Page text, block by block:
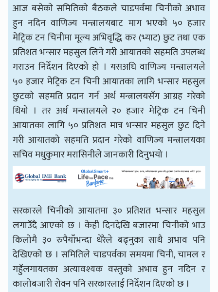
आज बसेकाे समितिको बैठकले चाडपर्वमा चिनीको अभाव
हुन नदिन वाणिज्य मन्त्रालयबाट माग भएको ५० हजार
मेट्रिक टन चिनीमा मूल्य अभिवृद्धि कर (भ्याट) छुट तथा एक
प्रतिशत भन्सार महसुल लिने गरी आयातको सहमति उपलब्ध
गराउन निर्देशन दिएको हो । यसअघि वाणिज्य मन्त्रालयले
५० हजार मेट्रिक टन चिनी आयातका लागि भन्सार महसुल
छुटको सहमति प्रदान गर्न अर्थ मन्त्रालयसँग आग्रह गरेको
थियो । तर अर्थ मन्त्रालयले २० हजार मेट्रिक टन चिनी
आयातका लागि ५० प्रतिशत मात्र भन्सार महसुल छुट दिने
गरी आयातको सहमति प्रदान गरेको वाणिज्य मन्त्रालयका
सचिव मधुकुमार मरासिनीले जानकारी दिनुभयो ।
सरकारले चिनीको आयातमा ३० प्रतिशत भन्सार महसुल
लगाउँदै आएको छ । केही दिनदेखि बजारमा चिनीको भाउ
किलोमै ३० रुपैयाँभन्दा धेरैले बढ्नुका साथै अभाव पनि
देखिएको छ । समितिले चाडपर्वका समयमा चिनी, चामल र
गहुँलगायतका अत्यावश्यक वस्तुको अभाव हुन नदिन र
कालोबजारी रोक्न पनि सरकारलाई निर्देशन दिएको छ ।